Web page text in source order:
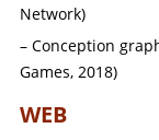
Network)
Conception
Games, 2018)
WEB